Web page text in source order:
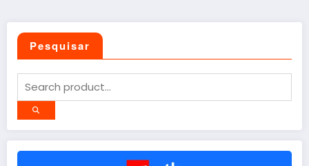
Pesquisar